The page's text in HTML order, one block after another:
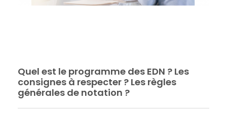
Quel est le programme des EDN ? Les
consignes à respecter ? Les règles
générales de notation ?